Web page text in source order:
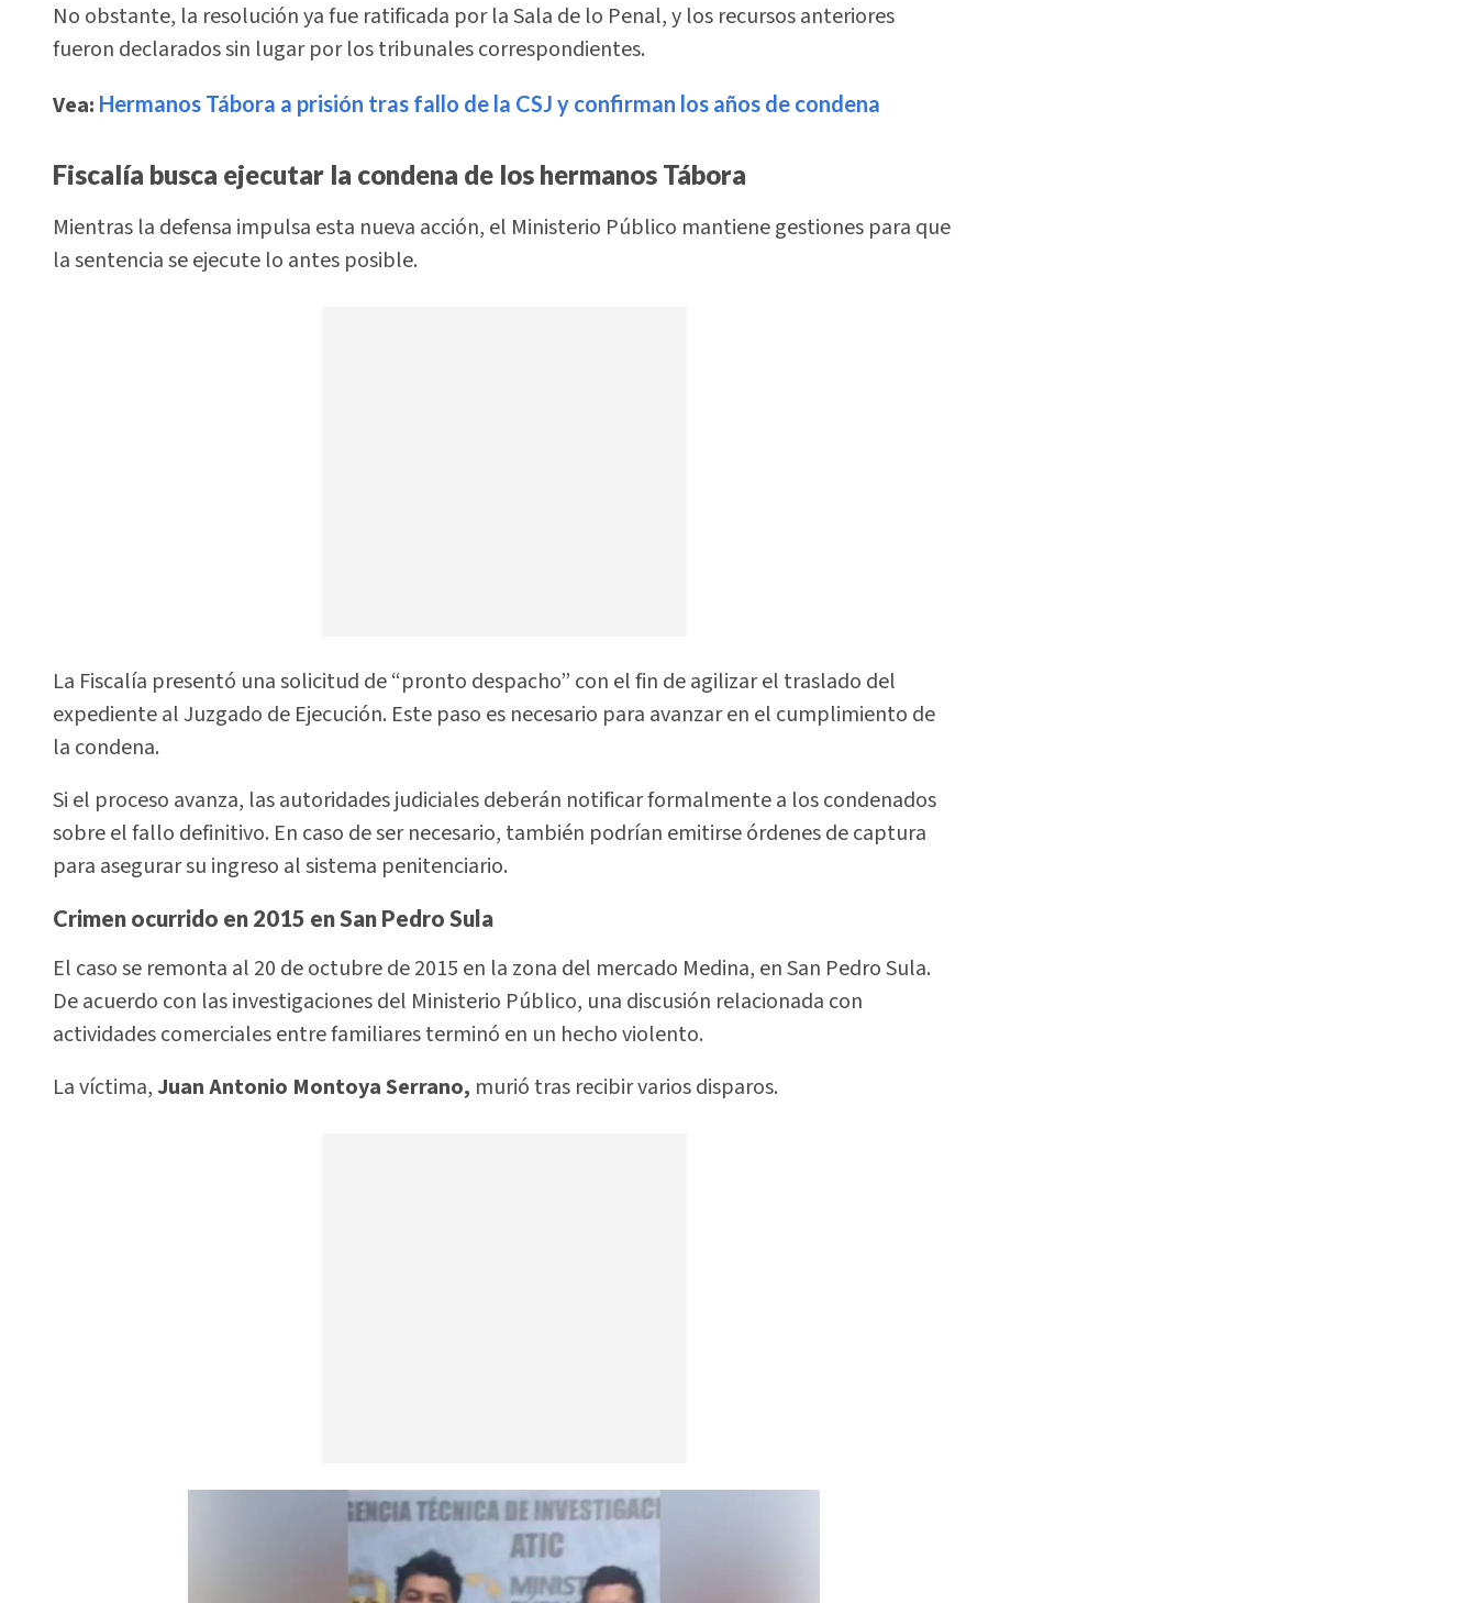
No obstante, la resolución ya fue ratificada por la Sala de lo Penal, y los recursos anteriores
fueron declarados sin lugar por los tribunales correspondientes.
Vea: Hermanos Tábora a prisión tras fallo de la CSJ y confirman los años de condena
Fiscalía busca ejecutar la condena de los hermanos Tábora
Mientras la defensa impulsa esta nueva acción, el Ministerio Público mantiene gestiones para que
la sentencia se ejecute lo antes posible.
La Fiscalía presentó una solicitud de “pronto despacho” con el fin de agilizar el traslado del
expediente al Juzgado de Ejecución. Este paso es necesario para avanzar en el cumplimiento de
la condena.
Si el proceso avanza, las autoridades judiciales deberán notificar formalmente a los condenados
sobre el fallo definitivo. En caso de ser necesario, también podrían emitirse órdenes de captura
para asegurar su ingreso al sistema penitenciario.
Crimen ocurrido en 2015 en San Pedro Sula
El caso se remonta al 20 de octubre de 2015 en la zona del mercado Medina, en San Pedro Sula.
De acuerdo con las investigaciones del Ministerio Público, una discusión relacionada con
actividades comerciales entre familiares terminó en un hecho violento.
La víctima,Juan Antonio Montoya Serrano, murió tras recibir varios disparos.